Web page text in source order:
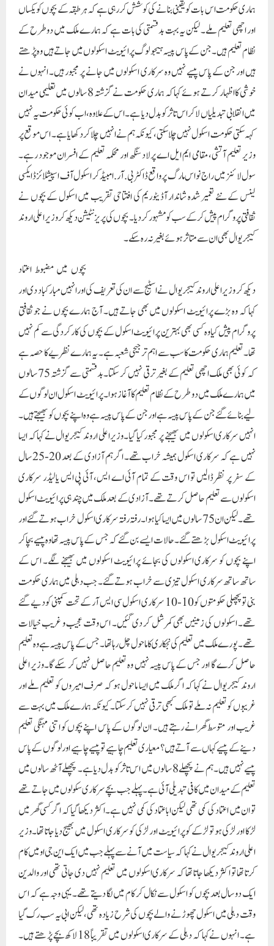
ہماری حکومت اس بات کو یقینی بنانے کی کوشش کر رہی ہے کہ ہر طبقہ کے بچوں کو یکساں
اور اچھی تعلیم ملے۔ لیکن یہ بہت بدقسمتی کی بات ہے کہ ہمارے ملک میں دو طرح کے
نظام تعلیم ہیں۔ جن کے پاس پیسہ ہیجو لوگ پرائیویٹ اسکولوں میں جاتے ہیں وہ پڑھتے
ہیں اور جن کے پاس پیسے نہیں وہ سرکاری اسکولوں میں جانے پر مجبور ہیں۔ انہوں نے
خوشی کا اظہار کرتے ہوئے کہا کہ ہماری حکومت نے گزشتہ 8 سالوں میں تعلیمی میدان
میں انقلابی تبدیلیاں لا کر اس تاثر کو بدل دیا ہے۔ اس کے علاوہ، اب کوئی حکومت یہ نہیں
کہہ سکتی حکومت اسکول نہیں چلا سکتی، کیونکہ ہم نے انہیں چلا کر دکھایا ہے۔ اس موقع پر
وزیر تعلیم آتشی، مقامی ایم ایل اے پرلاد سنگھ اور محکمہ تعلیم کے افسران موجود رہے۔
سول لائنز میں راج نواس مارگ پر واقع ڈاکٹر بی.آر. امبیڈکر اسکول آف اسپیشلائزڈ ایکسی
لینس کے نئے تعمیر شدہ شاندار آڈیٹوریم کی افتتاحی تقریب میں اسکول کے بچوں نے
ثقافتی پروگرام پیش کرکے سب کو مشہور کردیا۔ بچوں کی پریزنٹیشن دیکھ کر وزیر اعلی اروند
کیجریوال بھی ان سے متاثر ہوئے بغیر نہ رہ سکے۔
بچوں میں مضبوط اعتماد
دیکھ کر وزیر اعلی اروند کیجریوال نے اسٹیج سے ان کی تعریف کی اور انہیں مبارکباد دی اور
کہا کہ وہ بڑے پرائیویٹ اسکولوں میں بھی جاتے ہیں۔ آج ہمارے بچوں نے جو ثقافتی
پروگرام پیش کیا وہ کسی بھی بہترین پرائیویٹ اسکول کے بچوں کی کارکردگی سے کم نہیں
تھا۔ تعلیم ہماری حکومت کا سب سے اہم ترجیحی شعبہ ہے۔ یہ ہمارے نظریے کا حصہ ہے
کہ کوئی بھی ملک اچھی تعلیم کے بغیر ترقی نہیں کر سکتا۔ بدقسمتی سے گزشتہ 75 سالوں
میں ہمارے ملک میں دو طرح کے نظام تعلیم کا آغاز ہوا۔ پرائیویٹ اسکول ان لوگوں کے
لیے بنائے گئے جن کے پاس پیسہ ہے اور جن کے پاس پیسہ ہے وہ اپنے بچوں کو بھیجتے ہیں۔
انہیں سرکاری اسکولوں میں بھیجنے پر مجبور کیا گیا۔وزیر اعلی اروند کیجریوال نے کہا کہ ایسا
نہیں ہے کہ سرکاری اسکول ہمیشہ خراب تھے۔ اگر ہم آزادی کے بعد 20-25 سال
کے سفر پر نظر ڈالیں تو اس وقت کے تمام آئی اے ایس، آئی پی ایس یا لیڈر سرکاری
اسکولوں سے تعلیم حاصل کرتے تھے۔ آزادی کے بعد ملک میں چند ہی پرائیویٹ اسکول
تھے۔ لیکن ان 75 سالوں میں ایسا کیا ہوا۔رفتہ رفتہ سرکاری اسکول خراب ہوتے گئے اور
پرائیویٹ اسکول بڑھتے گئے۔ حالات ایسے بن گئے کہ جس کے پاس پیسہ تھا وہ پیسے بچا کر
اپنے بچوں کو سرکاری اسکولوں کی بجائے پرائیویٹ اسکولوں میں بھیجنے لگے۔ اس کے
ساتھ ساتھ سرکاری اسکول تیزی سے خراب ہوتے گئے۔ جب دہلی میں ہماری حکومت
بنی تو پچھلی حکومتوں کو 10-10 سرکاری اسکول سی ایس آر کے تحت کمپنی کو دیے گئے
تھے۔ اسکولوں کی زمینیں بھی کمرشل کر دی گئیں۔ اس وقت عجیب و غریب خیالات
تھے۔ پورے ملک میں تعلیم کی نجکاری کا ماحول چل رہا تھا۔ جس کے پاس پیسہ ہے وہ تعلیم
حاصل کرے گا اور جس کے پاس پیسہ نہیں وہ تعلیم حاصل نہیں کر سکے گا۔وزیر اعلی
اروند کیجریوال نے کہا کہ اگر ملک میں ایسا ماحول ہو کہ صرف امیروں کو تعلیم ملے اور
غریبوں کو تعلیم نہ ملے تو ملک کبھی ترقی نہیں کر سکتا۔ کیونکہ ہمارے ملک میں بہت سے
غریب اور متوسط گھرانے رہتے ہیں۔ ان لوگوں کے پاس اپنے بچوں کو اتنی مہنگی تعلیم
دینے کے پیسے کہاں سے آتے ہیں؟ معیاری تعلیم چاہیے تو پیسے چاہیے اور لوگوں کے پاس
پیسے نہیں ہیں۔ ہم نے پچھلے 8 سالوں میں اس تاثر کو بدل دیا ہے۔ پچھلے آٹھ سالوں میں
تعلیم کے میدان میں کافی تبدیلی آئی ہے۔ پہلے جب بچے سرکاری سکولوں میں جاتے تھے
تو ان میں اعتماد کی کمی تھی لیکن اباعتماد کی کمی نہیں ہے۔ اکثر دیکھا گیا کہ اگر کسی گھر میں
لڑکا اور لڑکی ہو تو لڑکے کو پرائیویٹ اور لڑکی کو سرکاری اسکول میں بھیج دیا جاتا تھا۔وزیر
اعلی اروند کیجریوال نے کہا کہ سیاست میں آنے سے پہلے جب میں ایک این جی او میں کام
کرتا تھا تو اکثر دیکھا جاتا تھا کہ سرکاری اسکولوں میں تعلیم نہیں دی جاتی تھی اور والدین
ایک دو سال بعد بچوں کو اسکول سے نکال کر کام میں لگا دیتے تھے۔ یہی وجہ ہے کہ اس
وقت دہلی میں اسکول چھوڑنے والے بچوں کی شرح زیادہ تھی، لیکن ابی یہ سب رک گیا
ہے۔ انہوں نے کہا کہ دہلی کے سرکاری اسکولوں میں تقریباً 18 لاکھ بچے پڑھتے ہیں۔